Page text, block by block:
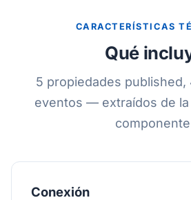
CARACTERÍSTICAS
Qué
5 propiedades published,
eventos — extraídos de
Conexión